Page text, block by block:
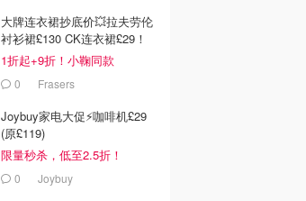
大牌连衣裙抄底价💥拉夫劳伦
衬衫裙£130 CK连衣裙£29！
1折起+9折！小鞠同款
Ganni£88
0 Frasers
Joybuy家电大促⚡咖啡机£29
(原£119)
限量秒杀，低至2.5折！
0 Joybuy